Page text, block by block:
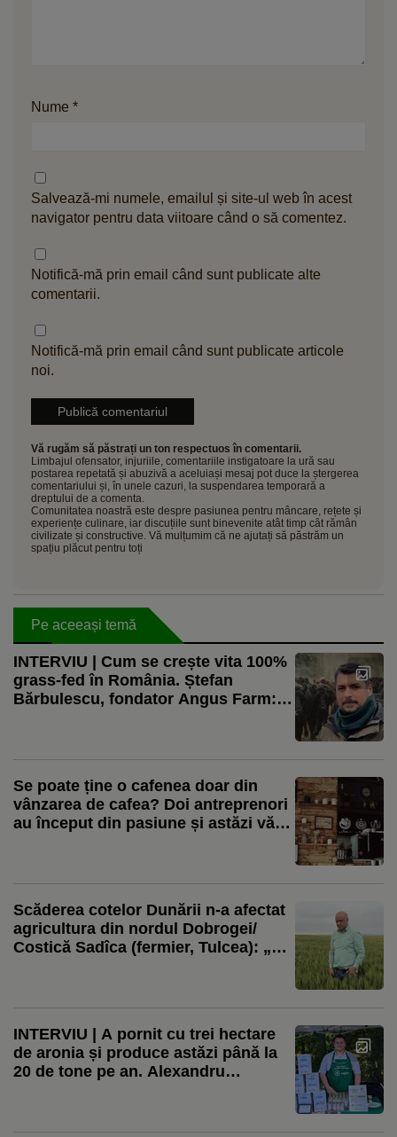
Nume *
Salvează-mi numele, emailul și site-ul web în acest
navigator pentru data viitoare când o să comentez.
Notifică-mă prin email când sunt publicate alte
comentarii.
Notifică-mă prin email când sunt publicate articole
noi.
Vă rugăm să păstrați un ton respectuos în comentarii.
Limbajul ofensator, injuriile, comentariile instigatoare la ură sau
postarea repetată și abuzivă a aceluiași mesaj pot duce la ștergerea
comentariului și, în unele cazuri, la suspendarea temporară a
dreptului de a comenta.
Comunitatea noastră este despre pasiunea pentru mâncare, rețete și
experiențe culinare, iar discuțiile sunt binevenite atât timp cât rămân
civilizate și constructive. Vă mulțumim că ne ajutați să păstrăm un
spațiu plăcut pentru toți
Pe aceeași temă
INTERVIU | Cum se crește vita 100%
grass-fed în România. Ștefan
Bărbulescu, fondator Angus Farm:
Se poate ține o cafenea doar din
vânzarea de cafea? Doi antreprenori
au început din pasiune și astăzi văd
Scăderea cotelor Dunării n-a afectat
agricultura din nordul Dobrogei/
Costică Sadîca (fermier, Tulcea): „La
INTERVIU | A pornit cu trei hectare
de aronia și produce astăzi până la
20 de tone pe an. Alexandru